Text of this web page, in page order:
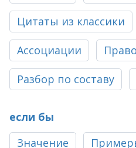
Цитаты из классики
Ассоциации
Разбор по составу
если бы
Значение